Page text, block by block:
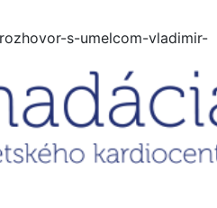
s-umelcom-vladimir-